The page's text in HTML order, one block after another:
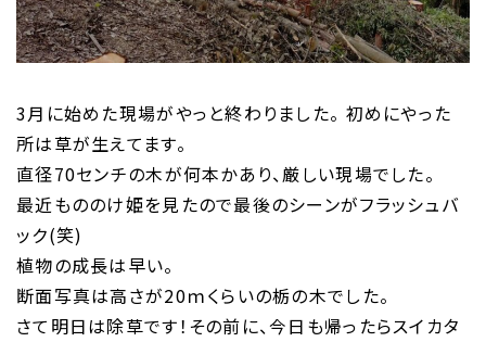
3月に始めた現場がやっと終わりました。 初めにやった
所は草が生えてます。
直径70センチの木が何本かあり、厳しい現場でした。
最近もののけ姫を見たので最後のシーンがフラッシュバ
ック(笑)
植物の成長は早い。
断面写真は高さが20ｍくらいの栃の木でした。
さて明日は除草です！その前に、今日も帰ったらスイカタ